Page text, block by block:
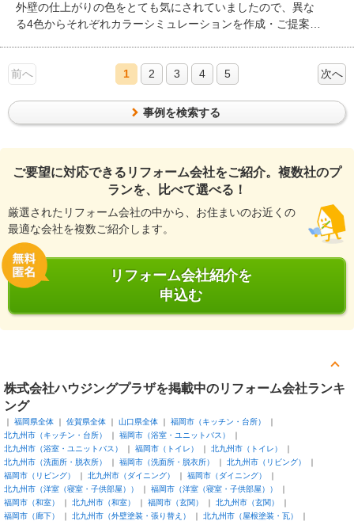
外壁の仕上がりの色をとても気にされていましたので、異な
る4色からそれぞれカラーシミュレーションを作成・ご提案し
前へ 1 2 3 4 5 次へ
事例を検索する
ご要望に対応できるリフォーム会社をご紹介。複数社のプ
ランを、比べて選べる！
厳選されたリフォーム会社の中から、お住まいのお近くの
最適な会社を複数ご紹介します。
リフォーム会社紹介を
申込む
株式会社ハウジングプラザを掲載中のリフォーム会社ランキ
ング
福岡県全体 佐賀県全体 山口県全体
福岡市（キッチン・台所）
北九州市（キッチン・台所）
福岡市（浴室・ユニットバス）
北九州市（浴室・ユニットバス）
福岡市（トイレ）
北九州市（トイレ）
北九州市（洗面所・脱衣所）
福岡市（洗面所・脱衣所）
北九州市（リビング）
福岡市（リビング）
北九州市（ダイニング）
福岡市（ダイニング）
北九州市（洋室（寝室・子供部屋））
福岡市（洋室（寝室・子供部屋））
福岡市（和室）
北九州市（和室） 福岡市（玄関）
北九州市（玄関）
福岡市（廊下）
北九州市（外壁塗装・張り替え）
北九州市（屋根塗装・瓦）